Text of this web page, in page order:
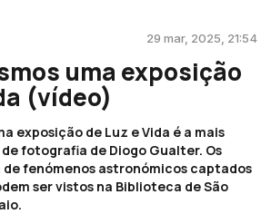
29 mar, 2025, 21:54
uma exposição
(vídeo)
exposição de Luz e Vida é a mais
fotografia de Diogo Gualter. Os
fenómenos astronómicos captados
ser vistos na Biblioteca de São